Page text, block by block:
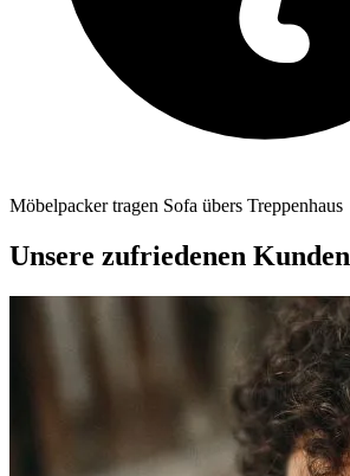
Möbelpacker tragen Sofa übers Treppenhaus
Unsere zufriedenen Kunden